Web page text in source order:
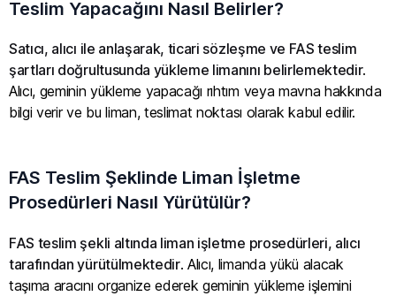
Teslim Yapacağını Nasıl Belirler?
Satıcı, alıcı ile anlaşarak, ticari sözleşme ve FAS teslim
şartları doğrultusunda yükleme limanını belirlemektedir.
Alıcı, geminin yükleme yapacağı rıhtım veya mavna hakkında
bilgi verir ve bu liman, teslimat noktası olarak kabul edilir.
FAS Teslim Şeklinde Liman İşletme
Prosedürleri Nasıl Yürütülür?
FAS teslim şekli altında liman işletme prosedürleri, alıcı
tarafından yürütülmektedir. Alıcı, limanda yükü alacak
taşıma aracını organize ederek geminin yükleme işlemini